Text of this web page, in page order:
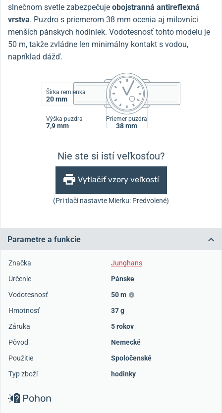
slnečnom svetle zabezpečuje obojstranná antireflexná
vrstva. Puzdro s priemerom 38 mm ocenia aj milovníci
menších pánskych hodiniek. Vodotesnosť tohto modelu je
50 m, takže zvládne len minimálny kontakt s vodou,
napríklad dážď.
Šírka remienka
20 mm
Výška puzdra
7,9 mm
Priemer puzdra
38 mm
Nie ste si istí veľkosťou?
Vytlačiť vzory veľkostí
(Pri tlači nastavte Mierku: Predvolené)
Parametre a funkcie
Značka
Junghans
Určenie
Pánske
Vodotesnosť
50 m
Hmotnosť
37 g
Záruka
5 rokov
Pôvod
Nemecké
Použitie
Spoločenské
Typ zboží
hodinky
Pohon